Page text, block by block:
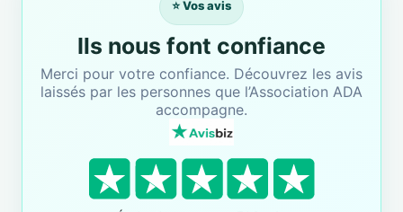
⭐ Vos avis
Ils nous font confiance
Merci pour votre confiance. Découvrez les avis
laissés par les personnes que l’Association ADA
accompagne.